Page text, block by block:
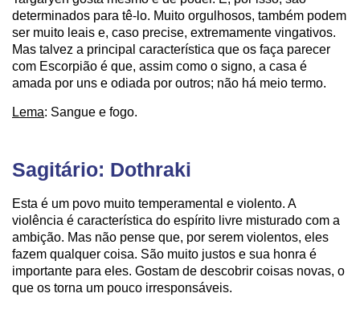
determinados para tê-lo. Muito orgulhosos, também podem
ser muito leais e, caso precise, extremamente vingativos.
Mas talvez a principal característica que os faça parecer
com Escorpião é que, assim como o signo, a casa é
amada por uns e odiada por outros; não há meio termo.
Lema: Sangue e fogo.
Sagitário: Dothraki
Esta é um povo muito temperamental e violento. A
violência é característica do espírito livre misturado com a
ambição. Mas não pense que, por serem violentos, eles
fazem qualquer coisa. São muito justos e sua honra é
importante para eles. Gostam de descobrir coisas novas, o
que os torna um pouco irresponsáveis.